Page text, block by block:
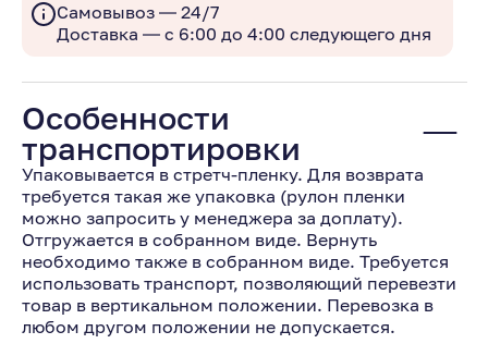
Самовывоз — 24/7
Доставка — с 6:00 до 4:00 следующего дня
Особенности
транспортировки
Упаковывается в стретч-пленку. Для возврата
требуется такая же упаковка (рулон пленки
можно запросить у менеджера за доплату).
Отгружается в собранном виде. Вернуть
необходимо также в собранном виде. Требуется
использовать транспорт, позволяющий перевезти
товар в вертикальном положении. Перевозка в
любом другом положении не допускается.